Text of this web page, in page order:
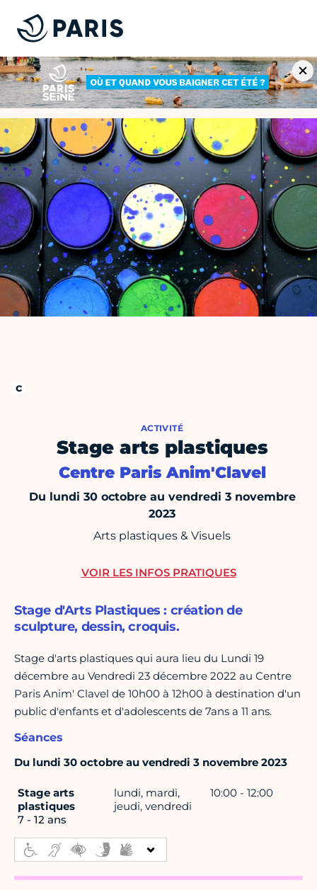
ACTIVITÉ
Stage arts plastiques
Centre Paris Anim'Clavel
Du lundi 30 octobre au vendredi 3 novembre
2023
Arts plastiques & Visuels
Stage d'Arts Plastiques : création de
sculpture, dessin, croquis.
Stage d'arts plastiques qui aura lieu du Lundi 19
décembre au Vendredi 23 décembre 2022 au Centre
Paris Anim' Clavel de 10h00 à 12h00 à destination d'un
public d'enfants et d'adolescents de 7ans a 11 ans.
Séances
Du lundi 30 octobre au vendredi 3 novembre 2023
Stage arts
plastiques
7 - 12 ans
lundi, mardi,
jeudi, vendredi
10:00 - 12:00
VOIR LES INFOS PRATIQUES